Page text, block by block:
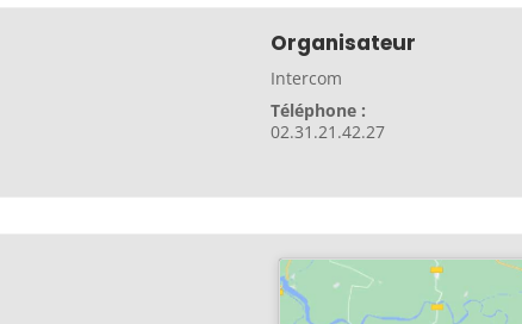
Organisateur
Intercom
Téléphone :
02.31.21.42.27